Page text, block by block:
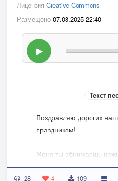
Лицензия Creative Commons
Размещено 07.03.2025 22:40
▶
Текст
Поздравляю дорогих
праздником!
Меня ты обнимаешь
Любовь моя к тебе
Течет твоих волос река.
28 4 109